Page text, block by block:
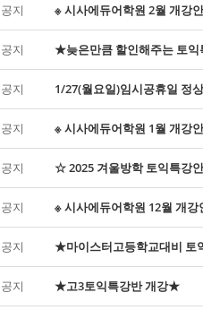
공지 ※ 시사에듀어학원 2월 개강
공지 ★늦은만큼 할인해주는 토
공지 1/27(월요일)임시공휴일 정
공지 ※ 시사에듀어학원 1월 개강
공지 ☆ 2025 겨울방학 토익특강
공지 ※ 시사에듀어학원 12월 개강
공지 ★마이스터고등학교대비 토
공지 ★고3토익특강반 개강★